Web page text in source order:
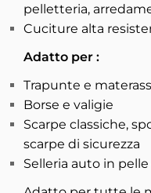
pelletteria,
Cuciture alta
Adatto per :
Trapunte e
Borse e valigie
Scarpe classiche,
scarpe di sicurezza
Selleria auto in